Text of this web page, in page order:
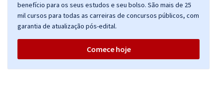
benefício para os seus estudos e seu bolso. São mais de 25
mil cursos para todas as carreiras de concursos públicos, com
garantia de atualização pós-edital.
Comece hoje